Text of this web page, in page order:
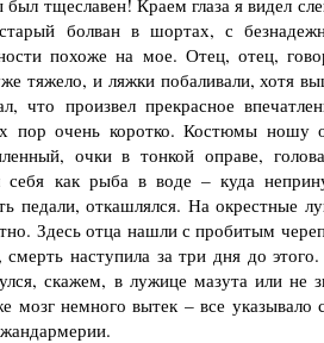
тщесла­вен! Краем глаза я видел
старый болван в шортах, с
похоже на мое. Отец, отец,
тяжело, и ляжки побаливали, хотя
что произ­вел прекрасное
пор очень коротко. Костюмы
очки в тонкой оправе,
себя как рыба в воде – куда
педали, откашлялся. На окрестные
Здесь отца нашли с пробитым
наступила за три дня до
скажем, в лужице мазута или
мозг немного вытек – все